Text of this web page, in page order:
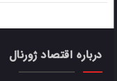
درباره اقتصاد ژورنال